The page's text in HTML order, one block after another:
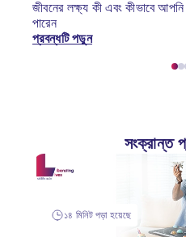
জীবনের লক্ষ্য কী এবং কীভাবে আপনি
পারেন
প্রবন্ধটি পড়ুন
সংক্রান্ত
১৪ মিনিট পড়া হয়েছে